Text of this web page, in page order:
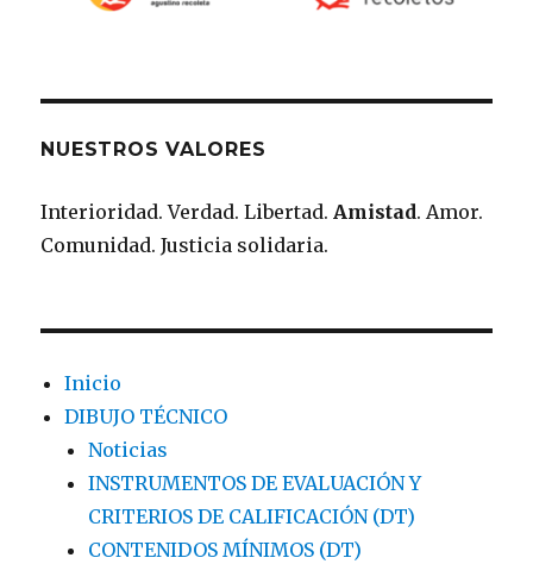
NUESTROS VALORES
Interioridad. Verdad. Libertad.Amistad. Amor.
Comunidad. Justicia solidaria.
Inicio
DIBUJO TÉCNICO
Noticias
INSTRUMENTOS DE EVALUACIÓN Y
CRITERIOS DE CALIFICACIÓN (DT)
CONTENIDOS MÍNIMOS (DT)